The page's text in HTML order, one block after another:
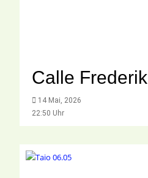
Calle Frederik
14 Mai, 2026
22:50 Uhr